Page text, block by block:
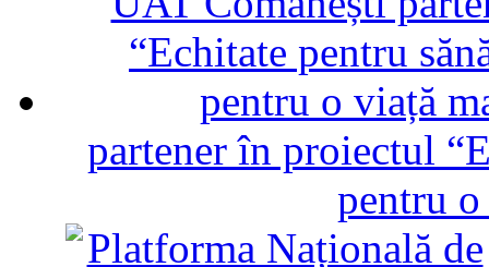
partener în proiectul
pentru